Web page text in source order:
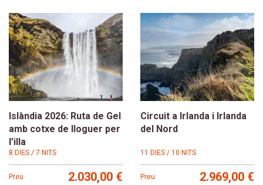
Islàndia 2026: Ruta de Gel
amb cotxe de lloguer per
l’illa
8 DIES / 7 NITS
Preu 2.030,00 €
Circuit a Irlanda i Irlanda
del Nord
11 DIES / 10 NITS
Preu 2.969,00 €